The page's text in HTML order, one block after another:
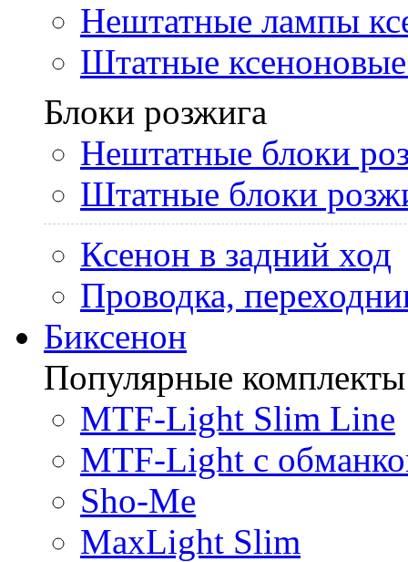
Нештатные лампы
Штатные
Блоки розжига
Нештатные блоки
Штатные блоки
Ксенон в задний ход
Проводка,
Биксенон
Популярные комплекты
MTF-Light Slim Line
MTF-Light с
Sho-Me
MaxLight Slim